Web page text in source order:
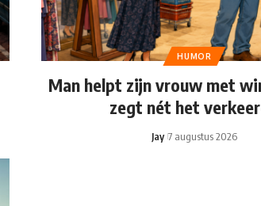
HUMOR
Man helpt zijn vrouw met
zegt nét het
Jay 7 augustus 2026